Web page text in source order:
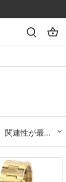
関連性が最も高い